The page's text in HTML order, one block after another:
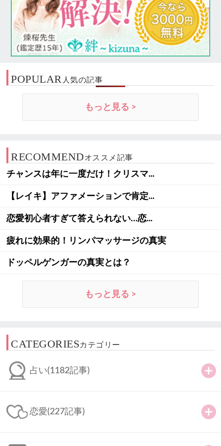
POPULAR 人気の記事
もっと見る >
RECOMMENDオススメ記事
チャンスは年に一度だけ！クリスマ...
【レイキ】アファメーションで肯定...
恋愛初心者すぎて答えられない…恋...
疲れに効果的！リンパマッサージの真実
ドッペルゲンガーの真実とは？
もっと見る >
CATEGORIESカテゴリー
占い(1182記事)
恋愛(227記事)